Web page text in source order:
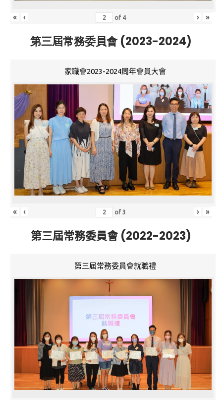
« ‹ of 4 › »
第三屆常務委員會 (2023-2024)
家職會2023-2024周年會員大會
« ‹ of3 › »
第三屆常務委員會 (2022-2023)
第三屆常務委員會就職禮